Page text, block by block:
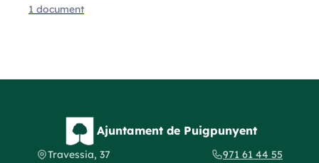
1 document
Ajuntament de Puigpunyent
Travessia, 37
971 61 44 55